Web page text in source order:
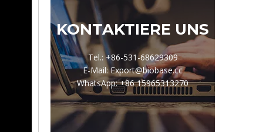
KONTAKTIERE UNS
Tel.: +86-531-68629309
E-Mail: Export@biobase.cc
WhatsApp: +86 15965313270